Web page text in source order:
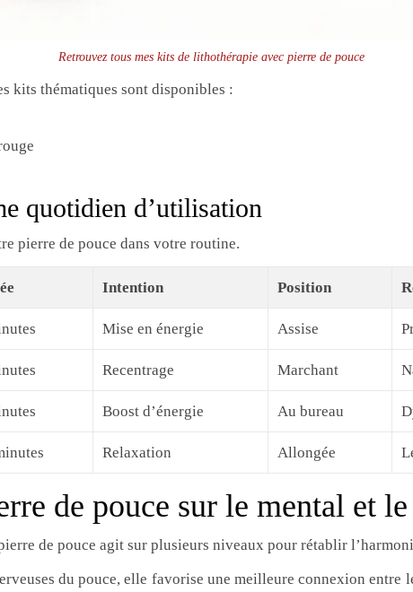
Retrouvez tous mes kits de lithothérapie avec pierre de pouce
kits thématiques sont disponibles :
quotidien d’utilisation
pierre de pouce dans votre routine.
Intention Position
Mise en énergie Assise
Recentrage Marchant
Boost d’énergie Au bureau
Relaxation Allongée
de pouce sur le mental et
de pouce agit sur plusieurs niveaux pour rétablir
du pouce, elle favorise une meilleure connexion entre